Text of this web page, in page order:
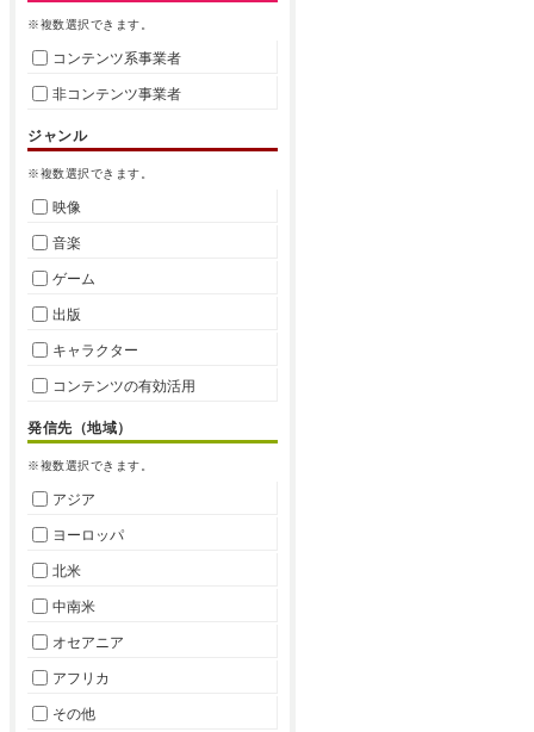
※複数選択できます。
コンテンツ系事業者
非コンテンツ事業者
ジャンル
※複数選択できます。
映像
音楽
ゲーム
出版
キャラクター
コンテンツの有効活用
発信先（地域）
※複数選択できます。
アジア
ヨーロッパ
北米
中南米
オセアニア
アフリカ
その他